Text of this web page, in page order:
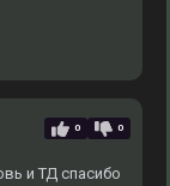
0 0
и ТД спасибо